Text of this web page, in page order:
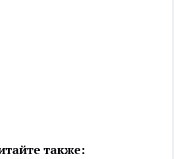
также: